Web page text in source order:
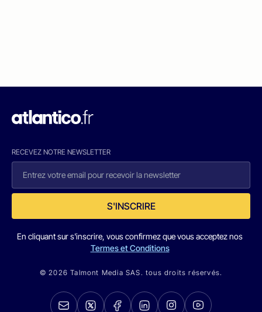
RECEVEZ NOTRE NEWSLETTER
S'INSCRIRE
En cliquant sur s'inscrire, vous confirmez que vous acceptez nos
Termes et Conditions
© 2026 Talmont Media SAS. tous droits réservés.